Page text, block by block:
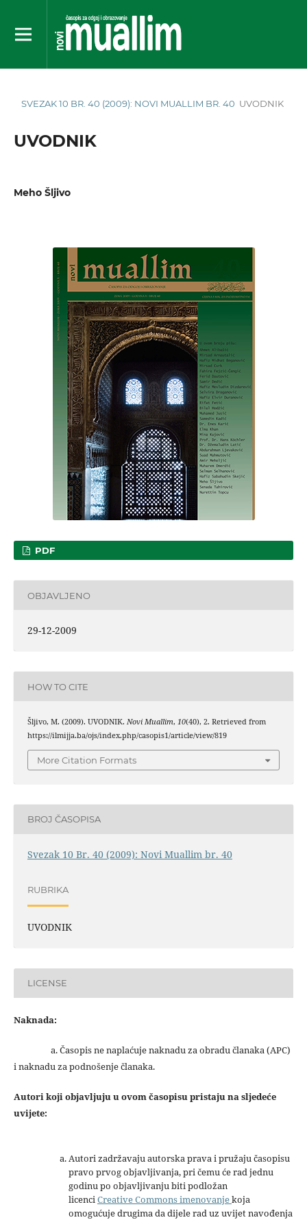
SVEZAK 10 BR. 40 (2009): NOVI MUALLIM BR. 40 UVODNIK
UVODNIK
Meho Šljivo
PDF
OBJAVLJENO
29-12-2009
HOW TO CITE
Šljivo, M. (2009). UVODNIK. Novi Muallim, 10(40), 2. Retrieved from
https://ilmijja.ba/ojs/index.php/casopis1/article/view/819
More Citation Formats
BROJ ČASOPISA
Svezak 10 Br. 40 (2009): Novi Muallim br. 40
RUBRIKA
UVODNIK
LICENSE
Naknada:
a. Časopis ne naplaćuje naknadu za obradu članaka (APC)
i naknadu za podnošenje članaka.
Autori koji objavljuju u ovom časopisu pristaju na sljedeće
uvijete:
Autori zadržavaju autorska prava i pružaju časopisu
pravo prvog objavljivanja, pri čemu će rad jednu
godinu po objavljivanju biti podložan
licenciCreative Commons imenovanjekoja
omogućuje drugima da dijele rad uz uvijet navođenja